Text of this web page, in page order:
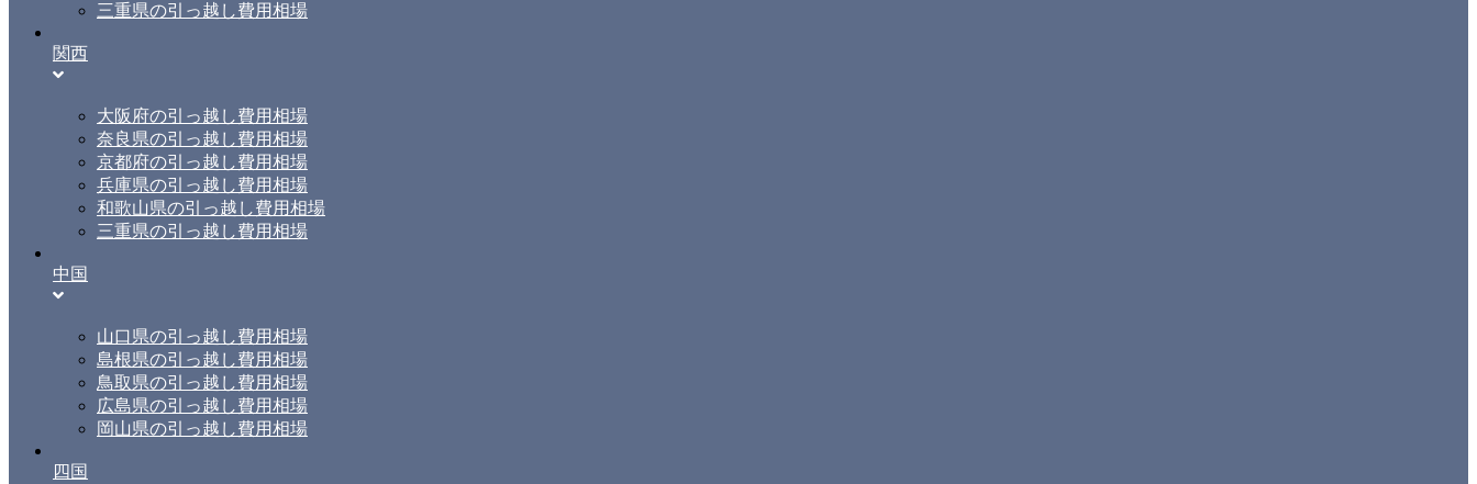
三重県の引っ越し費用相場
関西
大阪府の引っ越し費用相場
奈良県の引っ越し費用相場
京都府の引っ越し費用相場
兵庫県の引っ越し費用相場
和歌山県の引っ越し費用相場
三重県の引っ越し費用相場
中国
山口県の引っ越し費用相場
島根県の引っ越し費用相場
鳥取県の引っ越し費用相場
広島県の引っ越し費用相場
岡山県の引っ越し費用相場
四国